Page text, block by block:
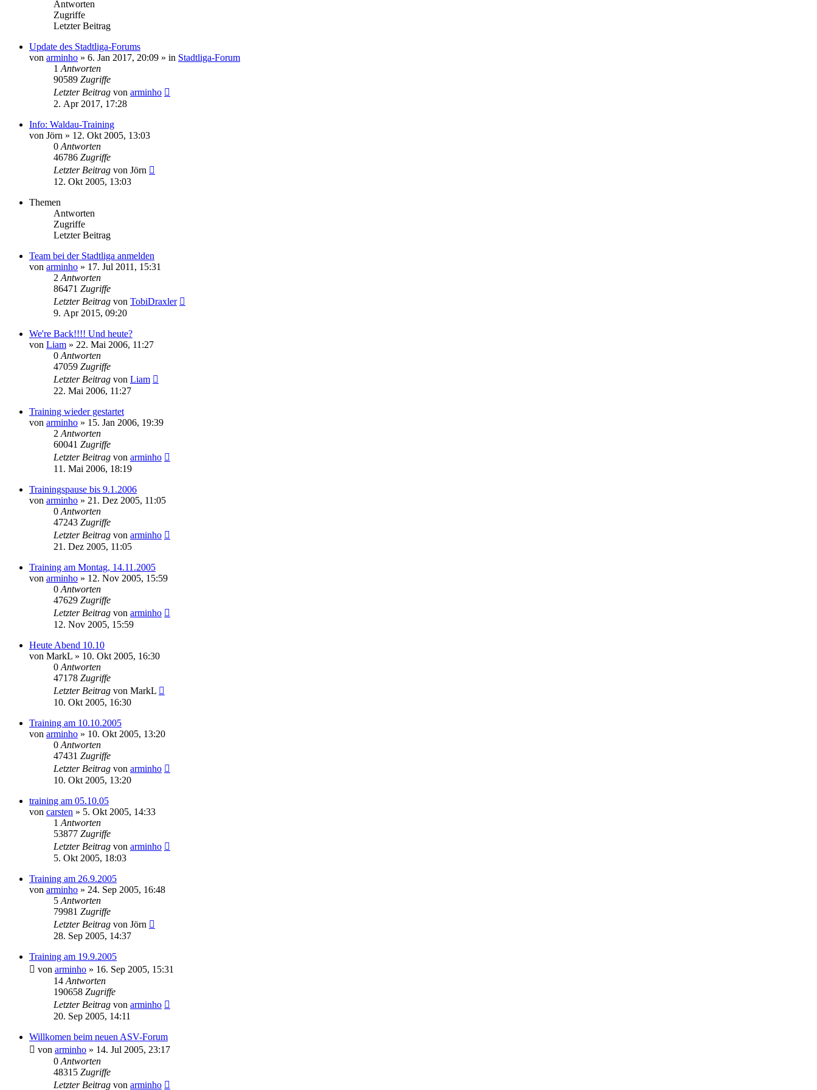
Antworten
Zugriffe
Letzter Beitrag
Update des Stadtliga-Forums
von arminho » 6. Jan 2017, 20:09 » in Stadtliga-Forum
1 Antworten
90589 Zugriffe
Letzter Beitrag von arminho
2. Apr 2017, 17:28
Info: Waldau-Training
von Jörn » 12. Okt 2005, 13:03
0 Antworten
46786 Zugriffe
Letzter Beitrag von Jörn
12. Okt 2005, 13:03
Themen
Antworten
Zugriffe
Letzter Beitrag
Team bei der Stadtliga anmelden
von arminho » 17. Jul 2011, 15:31
2 Antworten
86471 Zugriffe
Letzter Beitrag von TobiDraxler
9. Apr 2015, 09:20
We're Back!!!! Und heute?
von Liam » 22. Mai 2006, 11:27
0 Antworten
47059 Zugriffe
Letzter Beitrag von Liam
22. Mai 2006, 11:27
Training wieder gestartet
von arminho » 15. Jan 2006, 19:39
2 Antworten
60041 Zugriffe
Letzter Beitrag von arminho
11. Mai 2006, 18:19
Trainingspause bis 9.1.2006
von arminho » 21. Dez 2005, 11:05
0 Antworten
47243 Zugriffe
Letzter Beitrag von arminho
21. Dez 2005, 11:05
Training am Montag, 14.11.2005
von arminho » 12. Nov 2005, 15:59
0 Antworten
47629 Zugriffe
Letzter Beitrag von arminho
12. Nov 2005, 15:59
Heute Abend 10.10
von MarkL » 10. Okt 2005, 16:30
0 Antworten
47178 Zugriffe
Letzter Beitrag von MarkL
10. Okt 2005, 16:30
Training am 10.10.2005
von arminho » 10. Okt 2005, 13:20
0 Antworten
47431 Zugriffe
Letzter Beitrag von arminho
10. Okt 2005, 13:20
training am 05.10.05
von carsten » 5. Okt 2005, 14:33
1 Antworten
53877 Zugriffe
Letzter Beitrag von arminho
5. Okt 2005, 18:03
Training am 26.9.2005
von arminho » 24. Sep 2005, 16:48
5 Antworten
79981 Zugriffe
Letzter Beitrag von Jörn
28. Sep 2005, 14:37
Training am 19.9.2005
von arminho » 16. Sep 2005, 15:31
14 Antworten
190658 Zugriffe
Letzter Beitrag von arminho
20. Sep 2005, 14:11
Willkomen beim neuen ASV-Forum
von arminho » 14. Jul 2005, 23:17
0 Antworten
48315 Zugriffe
Letzter Beitrag von arminho